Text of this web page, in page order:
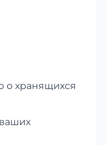
о хранящихся